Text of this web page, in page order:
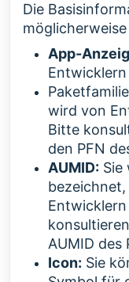
Die
App-
wird von
Bitte
den PFN
AUMID: Sie
bezeichnet,
AUMID des
Icon: Sie